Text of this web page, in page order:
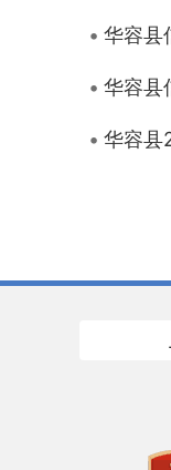
华容县
华容县
华容县